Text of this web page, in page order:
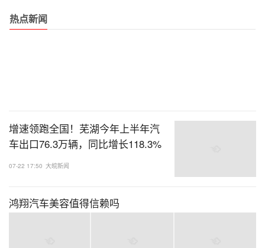
热点新闻
增速领跑全国！芜湖今年上半年汽
车出口76.3万辆，同比增长118.3%
07-22 17:50 大皖新闻
鸿翔汽车美容值得信赖吗